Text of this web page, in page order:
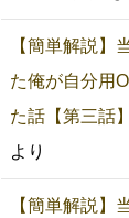
【簡単解説】
た俺が自分用
た話【第三話】
より
【簡単解説】